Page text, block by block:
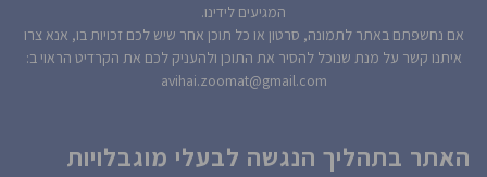
המגיעים לידינו.
אם נחשפתם באתר לתמונה, סרטון או כל תוכן אחר שיש לכם זכויות בו, אנא צרו
איתנו קשר על מנת שנוכל להסיר את התוכן ולהעניק לכם את הקרדיט הראוי ב:
avihai.zoomat@gmail.com
האתר בתהליך הנגשה לבעלי מוגבלויות